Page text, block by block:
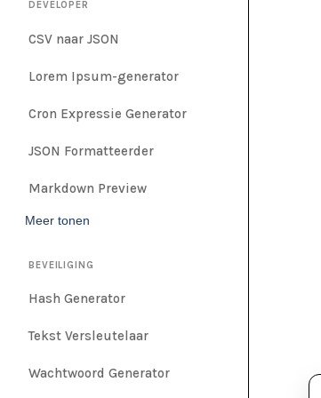
DEVELOPER
CSV naar JSON
Lorem Ipsum-generator
Cron Expressie Generator
JSON Formatteerder
Markdown Preview
Meer tonen
BEVEILIGING
Hash Generator
Tekst Versleutelaar
Wachtwoord Generator